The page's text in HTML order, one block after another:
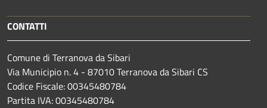
CONTATTI
Comune di Terranova da Sibari
Via Municipio n. 4 - 87010 Terranova da Sibari CS
Codice Fiscale: 00345480784
Partita IVA: 00345480784